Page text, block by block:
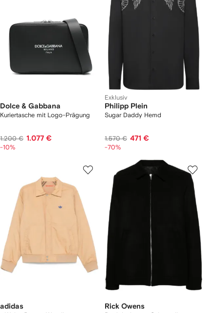
Dolce & Gabbana
Kuriertasche mit Logo-Prägung
1.200 € 1.077 €
-10%
Exklusiv
Philipp Plein
Sugar Daddy Hemd
1.570 € 471 €
-70%
adidas Rick Owens